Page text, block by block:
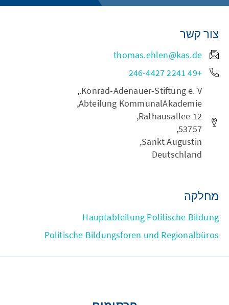
צור קשר
thomas.ehlen@kas.de
+49 2241 246-4427
Konrad-Adenauer-Stiftung e. V.,
Abteilung KommunalAkademie,
Rathausallee 12,
53757,
Sankt Augustin,
Deutschland
מחלקה
Hauptabteilung Politische Bildung
Politische Bildungsforen und Regionalbüros